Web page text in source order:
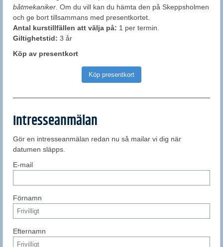
båtmekaniker . Om du vill kan du hämta den på Skeppsholmen
och ge bort tillsammans med presentkortet.
Antal kurstillfällen att välja på: 1 per termin.
Giltighetstid: 3 år
Köp av presentkort
Köp presentkort
Intresseanmälan
Gör en intresseanmälan redan nu så mailar vi dig när
datumen släpps.
E-mail
Förnamn
Efternamn